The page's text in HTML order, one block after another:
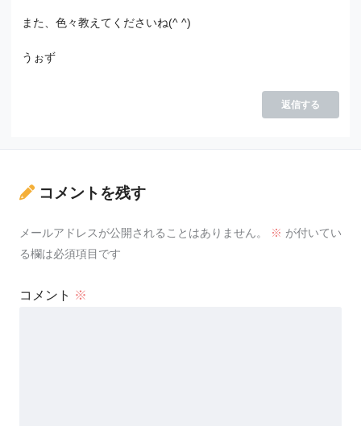
また、色々教えてくださいね(^ ^)
うぉず
返信する
コメントを残す
メールアドレスが公開されることはありません。 ※ が付いてい
る欄は必須項目です
コメント ※